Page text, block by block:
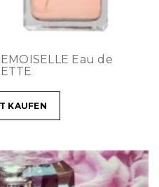
Eau de
KAUFEN